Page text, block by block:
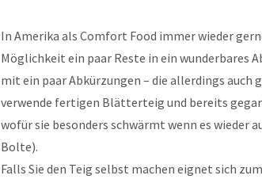
In Amerika als Comfort Food immer wieder
Möglichkeit ein paar Reste in ein wunderbares
mit ein paar Abkürzungen – die allerdings auch
verwende fertigen Blätterteig und bereits
wofür sie besonders schwärmt wenn es wieder
Bolte).
Falls Sie den Teig selbst machen eignet sich